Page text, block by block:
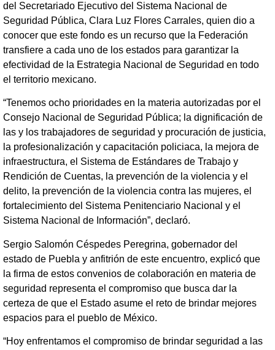
del Secretariado Ejecutivo del Sistema Nacional de
Seguridad Pública, Clara Luz Flores Carrales, quien dio a
conocer que este fondo es un recurso que la Federación
transfiere a cada uno de los estados para garantizar la
efectividad de la Estrategia Nacional de Seguridad en todo
el territorio mexicano.
“Tenemos ocho prioridades en la materia autorizadas por el
Consejo Nacional de Seguridad Pública; la dignificación de
las y los trabajadores de seguridad y procuración de justicia,
la profesionalización y capacitación policiaca, la mejora de
infraestructura, el Sistema de Estándares de Trabajo y
Rendición de Cuentas, la prevención de la violencia y el
delito, la prevención de la violencia contra las mujeres, el
fortalecimiento del Sistema Penitenciario Nacional y el
Sistema Nacional de Información”, declaró.
Sergio Salomón Céspedes Peregrina, gobernador del
estado de Puebla y anfitrión de este encuentro, explicó que
la firma de estos convenios de colaboración en materia de
seguridad representa el compromiso que busca dar la
certeza de que el Estado asume el reto de brindar mejores
espacios para el pueblo de México.
“Hoy enfrentamos el compromiso de brindar seguridad a las